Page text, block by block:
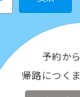
帰路につ
体験レ